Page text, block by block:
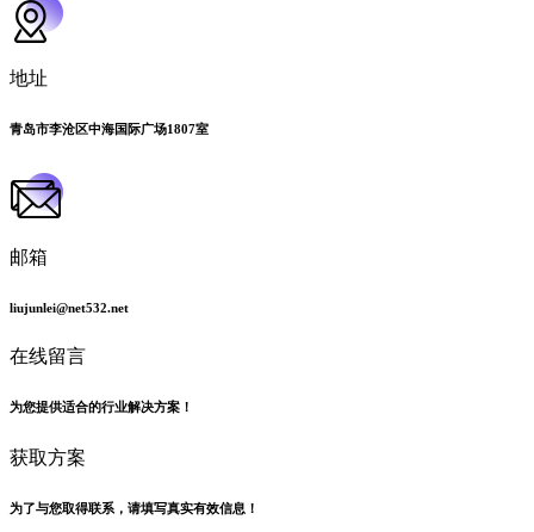
地址
青岛市李沧区中海国际广场1807室
邮箱
liujunlei@net532.net
在线留言
为您提供适合的行业解决方案！
获取方案
为了与您取得联系，请填写真实有效信息！